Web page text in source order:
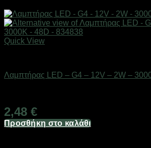
Quick View
Λαμπτήρας LED – G4 – 12V – 2W –
2,48 €
Προσθήκη στο καλάθι